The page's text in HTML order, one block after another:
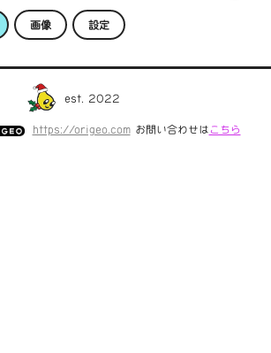
画像 設定
est. 2022
https://origeo.comお問い合わせは こちら